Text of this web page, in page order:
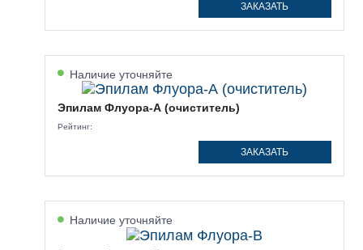
ЗАКАЗАТЬ
Наличие уточняйте
Эпилам Флуора-А (очиститель)
Рейтинг:
ЗАКАЗАТЬ
Наличие уточняйте